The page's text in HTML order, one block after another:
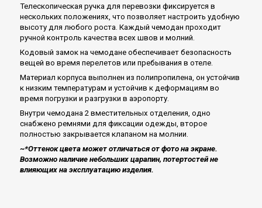
Телескопическая ручка для перевозки фиксируется в
нескольких положениях, что позволяет настроить удобную
высоту для любого роста. Каждый чемодан проходит
ручной контроль качества всех швов и молний.
Кодовый замок на чемодане обеспечивает безопасность
вещей во время перелетов или пребывания в отеле.
Материал корпуса выполнен из полипропилена, он устойчив
к низким температурам и устойчив к деформациям во
время погрузки и разгрузки в аэропорту.
Внутри чемодана 2 вместительных отделения, одно
снабжено ремнями для фиксации одежды, второе
полностью закрывается клапаном на молнии.
~*Оттенок цвета может отличаться от фото на экране.
Возможно наличие небольших царапин, потертостей не
влияющих на эксплуатацию изделия.